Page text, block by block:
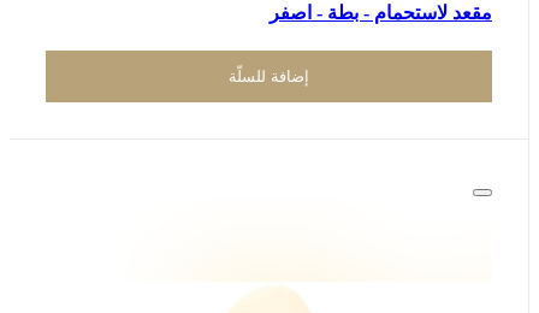
مقعد لاستحمام - بطة - اصفر
إضافة للسلّة